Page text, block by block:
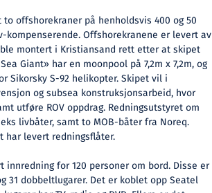
offshorekraner på henholdsvis 400 og 50
kompenserende. Offshorekranene er levert av
montert i Kristiansand rett etter at skipet
Giant» har en moonpool på 7,2m x 7,2m, og
Sikorsky S-92 helikopter. Skipet vil i
og subsea konstruksjonsarbeid, hvor
utføre ROV oppdrag. Redningsutstyret om
livbåter, samt to MOB-båter fra Noreq.
har levert redningsflåter.
innredning for 120 personer om bord. Disse er
31 dobbeltlugarer. Det er koblet opp Seatel